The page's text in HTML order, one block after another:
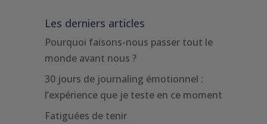
Les derniers articles
Pourquoi faisons-nous passer tout le
monde avant nous ?
30 jours de journaling émotionnel :
l’expérience que je teste en ce moment
Fatiguées de tenir